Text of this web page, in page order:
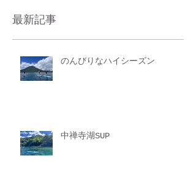
最新記事
のんびりなハイシーズン
中禅寺湖SUP